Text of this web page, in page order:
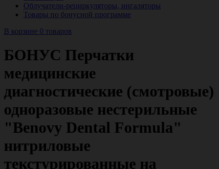
Облучатели-рециркуляторы, ингаляторы
Товары по бонусной программе
В корзине 0 товаров
БОНУС Перчатки
медицинские
диагностические (смотровые)
одноразовые нестерильные
"Benovy Dental Formula"
нитриловые
текстурированные на